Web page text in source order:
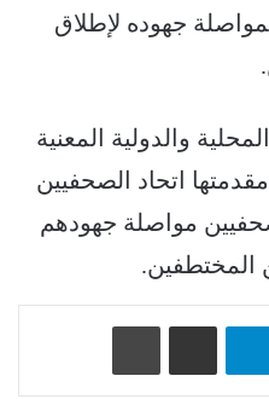
جهوده لإطلاق
والدولية المعنية
اتحاد الصحفيين
مواصلة جهودهم
المختطفين.
تيلقرام